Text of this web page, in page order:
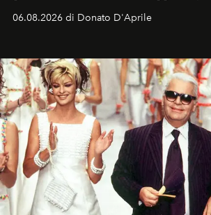
06.08.2026 di Donato D'Aprile